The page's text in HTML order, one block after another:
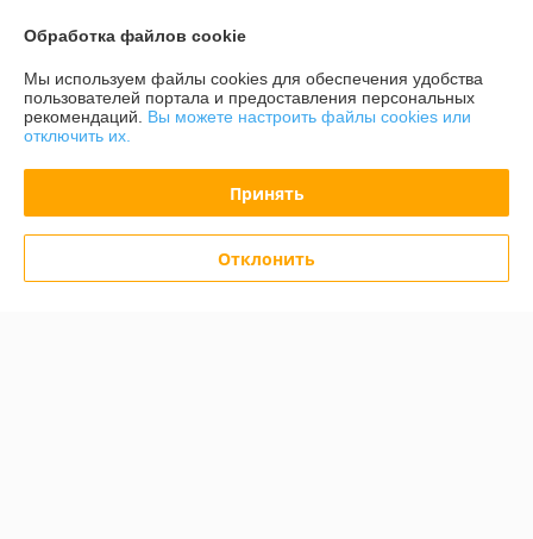
Доставка и оплата
График работы
Полная версия сайта
Политика обработки cookies
Обработка файлов cookie
Мы используем файлы cookies для обеспечения удобства
пользователей портала и предоставления персональных
рекомендаций. Вы можете настроить файлы cookies или
отключить их.
Принять
Отклонить